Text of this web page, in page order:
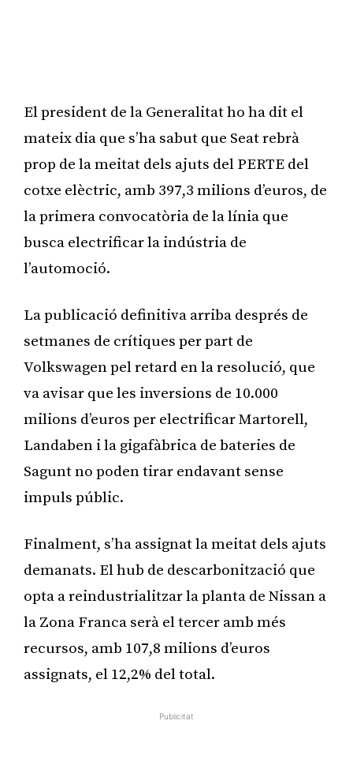
El president de la Generalitat ho ha dit el
mateix dia que s’ha sabut que Seat rebrà
prop de la meitat dels ajuts del PERTE del
cotxe elèctric, amb 397,3 milions d’euros, de
la primera convocatòria de la línia que
busca electrificar la indústria de
l’automoció.
La publicació definitiva arriba després de
setmanes de crítiques per part de
Volkswagen pel retard en la resolució, que
va avisar que les inversions de 10.000
milions d’euros per electrificar Martorell,
Landaben i la gigafàbrica de bateries de
Sagunt no poden tirar endavant sense
impuls públic.
Finalment, s’ha assignat la meitat dels ajuts
demanats. El hub de descarbonització que
opta a reindustrialitzar la planta de Nissan a
la Zona Franca serà el tercer amb més
recursos, amb 107,8 milions d’euros
assignats, el 12,2% del total.
Publicitat